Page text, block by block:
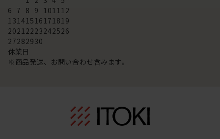
6 7 8 9 101112
13141516171819
20212223242526
27282930
休業日
※商品発送、お問い合わせ含みます。